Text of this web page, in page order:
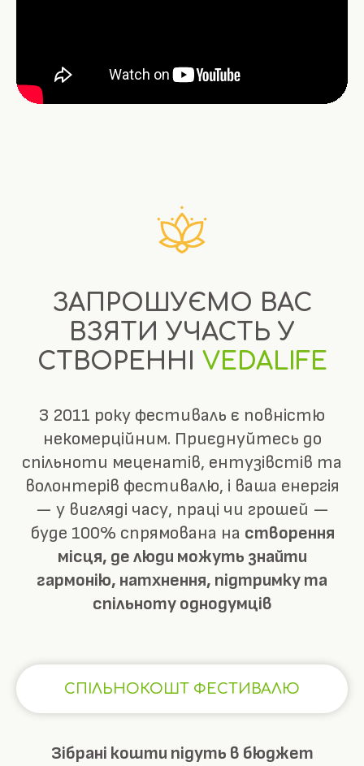
ЗАПРОШУЄМО ВАС
ВЗЯТИ УЧАСТЬ У
СТВОРЕННІ VEDALIFE
З 2011 року фестиваль є повністю
некомерційним. Приєднуйтесь до
спільноти меценатів, ентузівстів та
волонтерів фестивалю, і ваша енергія
— у вигляді часу, праці чи грошей —
буде 100% спрямована на створення
місця, де люди можуть знайти
гармонію, натхнення, підтримку та
спільноту однодумців
СПІЛЬНОКОШТ ФЕСТИВАЛЮ
Зібрані кошти підуть в бюджет